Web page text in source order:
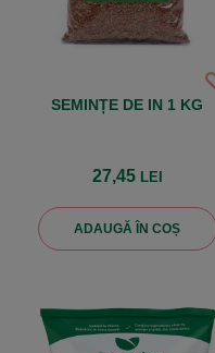
SEMINȚE DE IN 1 KG
27,45 LEI
ADAUGĂ ÎN COȘ